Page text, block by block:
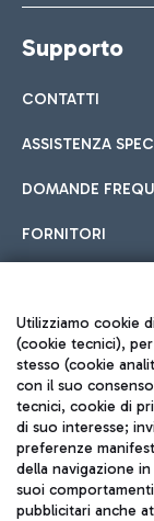
Supporto
CONTATTI
ASSISTENZA
DOMANDE
FORNITORI
Seguici sui
Utilizziamo cookie
(cookie tecnici),
stesso (cookie
con il suo
tecnici, cookie di
di suo interesse;
preferenze
della navigazione
suoi
pubblicitari anche